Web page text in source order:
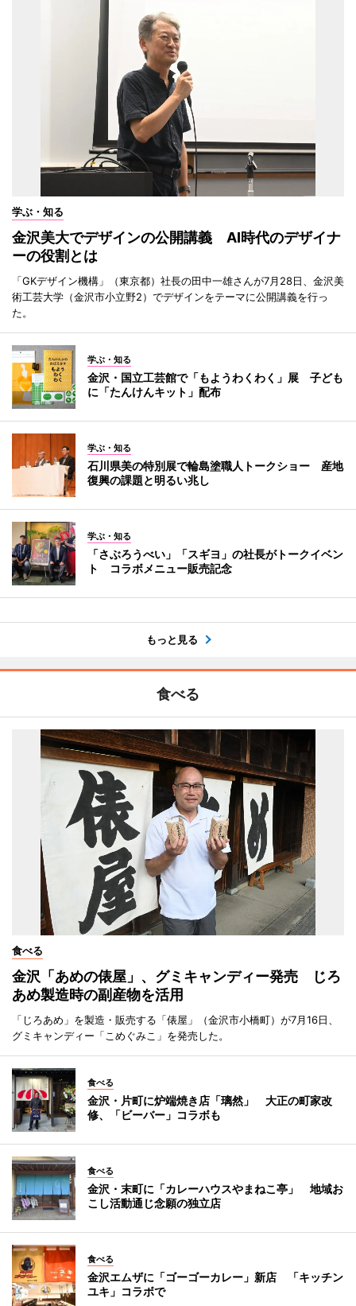
学ぶ・知る
金沢美大でデザインの公開講義 AI時代のデザイナ
ーの役割とは
「GKデザイン機構」（東京都）社長の田中一雄さんが7月28日、金沢美
術工芸大学（金沢市小立野2）でデザインをテーマに公開講義を行っ
た。
学ぶ・知る
金沢・国立工芸館で「もようわくわく」展 子ども
に「たんけんキット」配布
学ぶ・知る
石川県美の特別展で輪島塗職人トークショー 産地
復興の課題と明るい兆し
学ぶ・知る
「さぶろうべい」「スギヨ」の社長がトークイベン
ト コラボメニュー販売記念
もっと見る
食べる
食べる
金沢「あめの俵屋」、グミキャンディー発売 じろ
あめ製造時の副産物を活用
「じろあめ」を製造・販売する「俵屋」（金沢市小橋町）が7月16日、
グミキャンディー「こめぐみこ」を発売した。
食べる
金沢・片町に炉端焼き店「璃然」 大正の町家改
修、「ビーバー」コラボも
食べる
金沢・末町に「カレーハウスやまねこ亭」 地域お
こし活動通じ念願の独立店
食べる
金沢エムザに「ゴーゴーカレー」新店 「キッチン
ユキ」コラボで